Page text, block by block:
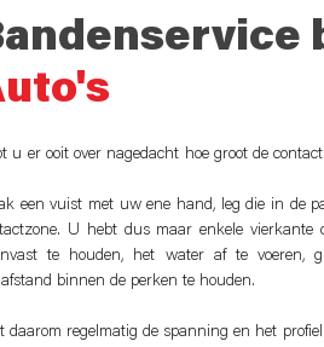
u er ooit over nagedacht hoe groot de
een vuist met uw ene hand, leg die in de
U hebt dus maar enkele vierkante
te houden, het water af te
binnen de perken te houden.
daarom regelmatig de spanning en het